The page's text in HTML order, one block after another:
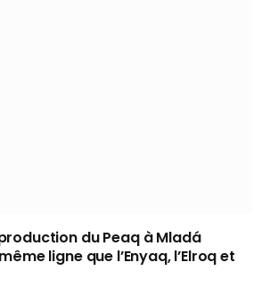
du Peaq à Mladá
ligne que l’Enyaq, l’Elroq et